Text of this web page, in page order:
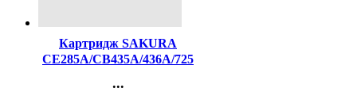
Картридж SAKURA
CE285A/CB435A/436A/725
LBP6000/MF3010, 2000к
...